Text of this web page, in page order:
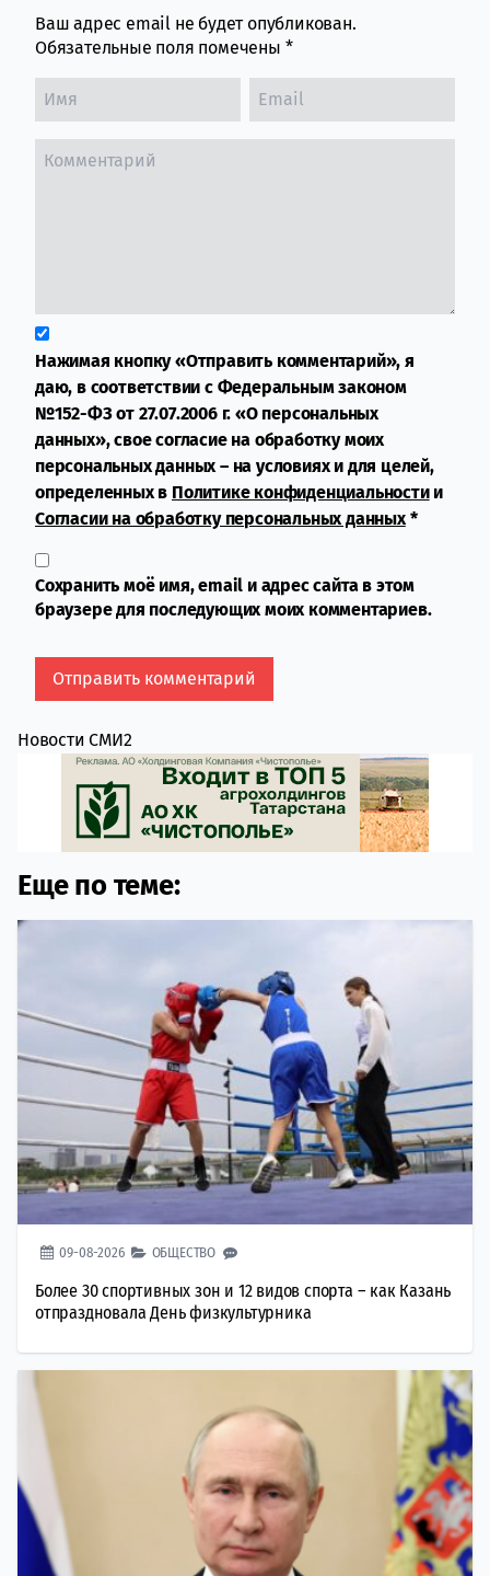
Ваш адрес email не будет опубликован.
Обязательные поля помечены *
Нажимая кнопку «Отправить комментарий», я
даю, в соответствии с Федеральным законом
№152-ФЗ от 27.07.2006 г. «О персональных
данных», свое согласие на обработку моих
персональных данных – на условиях и для целей,
определенных в Политике конфиденциальностии
Согласии на обработку персональных данных*
Сохранить моё имя, email и адрес сайта в этом
браузере для последующих моих комментариев.
Новости СМИ2
Еще по теме:
09-08-2026 ОБЩЕСТВО
Более 30 спортивных зон и 12 видов спорта – как Казань
отпраздновала День физкультурника